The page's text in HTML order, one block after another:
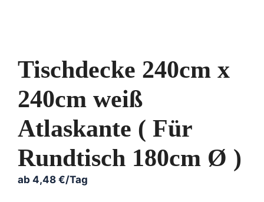
Tischdecke 240cm x
240cm weiß
Atlaskante ( Für
Rundtisch 180cm Ø )
ab 4,48 €/Tag